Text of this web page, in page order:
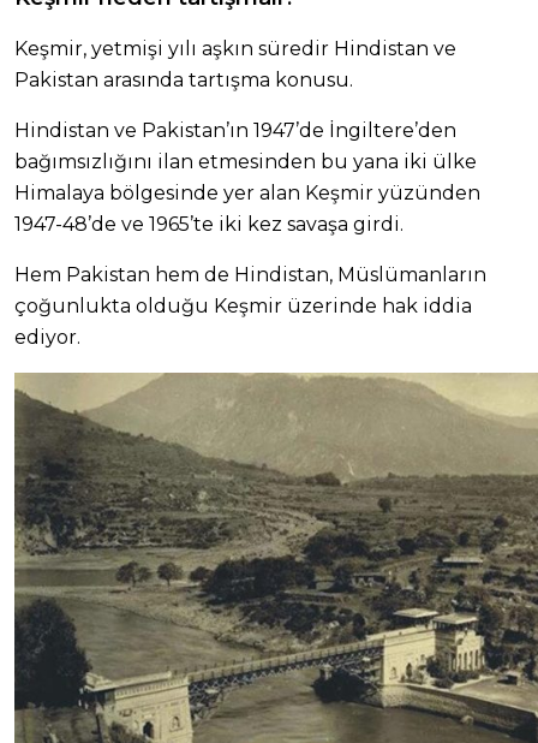
Keşmir, yetmişi yılı aşkın süredir Hindistan ve
Pakistan arasında tartışma konusu.
Hindistan ve Pakistan’ın 1947’de İngiltere’den
bağımsızlığını ilan etmesinden bu yana iki ülke
Himalaya bölgesinde yer alan Keşmir yüzünden
1947-48’de ve 1965’te iki kez savaşa girdi.
Hem Pakistan hem de Hindistan, Müslümanların
çoğunlukta olduğu Keşmir üzerinde hak iddia
ediyor.